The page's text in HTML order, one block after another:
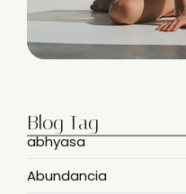
Blog Tag
abhyasa
Abundancia